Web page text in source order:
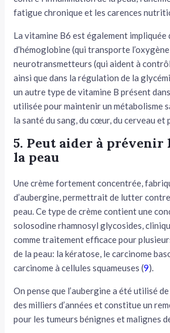
fatigue chronique et les carences
La vitamine B6 est également
d’hémoglobine (qui transporte
neurotransmetteurs (qui aident à
ainsi que dans la régulation de la
un autre type de vitamine B présent
utilisée pour maintenir un métabolisme
la santé du sang, du cœur, du cerveau et
5. Peut aider à prévenir
la peau
Une crème fortement concentrée,
d’aubergine, permettrait de lutter
peau. Ce type de crème contient une
solosodine rhamnosyl glycosides,
comme traitement efficace pour
de la peau: la kératose, le carcinome
carcinome à cellules squameuses (9).
On pense que l’aubergine a été utilisé
des milliers d’années et constitue un
pour les tumeurs bénignes et malignes